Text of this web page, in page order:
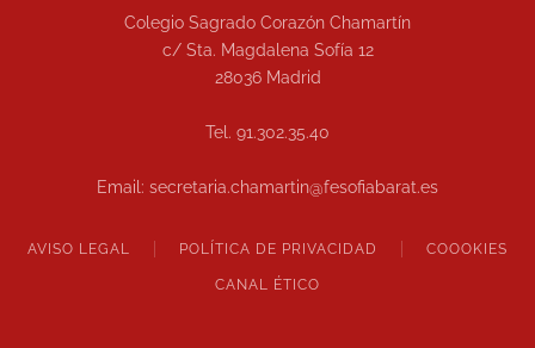
Colegio Sagrado Corazón Chamartín
c/ Sta. Magdalena Sofía 12
28036 Madrid
Tel. 91.302.35.40
Email: secretaria.chamartin@fesofiabarat.es
AVISO LEGAL POLÍTICA DE PRIVACIDAD COOOKIES
CANAL ÉTICO